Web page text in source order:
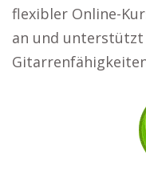
flexibler Online-
an und unterstützt